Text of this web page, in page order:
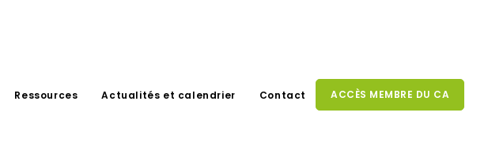
Ressources Actualités et calendrier Contact ACCÈS MEMBRE DU CA